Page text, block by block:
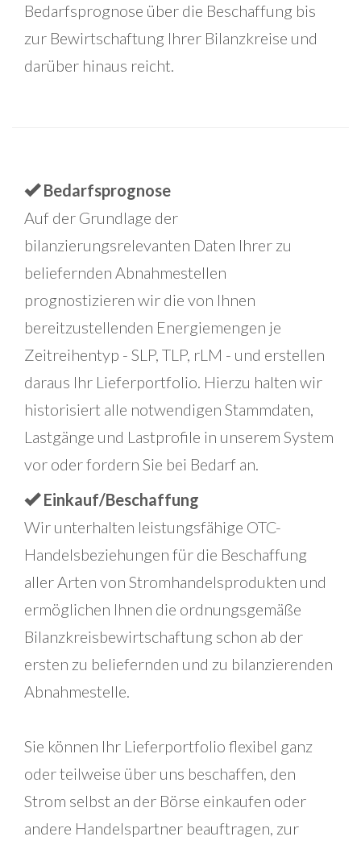
Bedarfsprognose über die Beschaffung bis
zur Bewirtschaftung Ihrer Bilanzkreise und
darüber hinaus reicht.
Bedarfsprognose
Auf der Grundlage der
bilanzierungsrelevanten Daten Ihrer zu
beliefernden Abnahmestellen
prognostizieren wir die von Ihnen
bereitzustellenden Energiemengen je
Zeitreihentyp - SLP, TLP, rLM - und erstellen
daraus Ihr Lieferportfolio. Hierzu halten wir
historisiert alle notwendigen Stammdaten,
Lastgänge und Lastprofile in unserem System
vor oder fordern Sie bei Bedarf an.
Einkauf/Beschaffung
Wir unterhalten leistungsfähige OTC-
Handelsbeziehungen für die Beschaffung
aller Arten von Stromhandelsprodukten und
ermöglichen Ihnen die ordnungsgemäße
Bilanzkreisbewirtschaftung schon ab der
ersten zu beliefernden und zu bilanzierenden
Abnahmestelle.
Sie können Ihr Lieferportfolio flexibel ganz
oder teilweise über uns beschaffen, den
Strom selbst an der Börse einkaufen oder
andere Handelspartner beauftragen, zur